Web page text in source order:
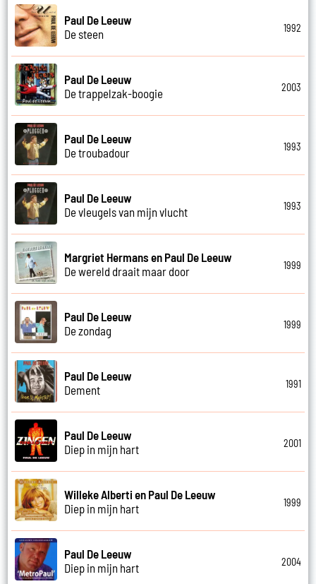
Paul De Leeuw
De steen
1992
Paul De Leeuw
De trappelzak-boogie
2003
Paul De Leeuw
De troubadour
1993
Paul De Leeuw
De vleugels van mijn vlucht
1993
Margriet Hermans en Paul De Leeuw
De wereld draait maar door
1999
Paul De Leeuw
De zondag
1999
Paul De Leeuw
Dement
1991
Paul De Leeuw
Diep in mijn hart
2001
Willeke Alberti en Paul De Leeuw
Diep in mijn hart
1999
Paul De Leeuw
Diep in mijn hart
2004